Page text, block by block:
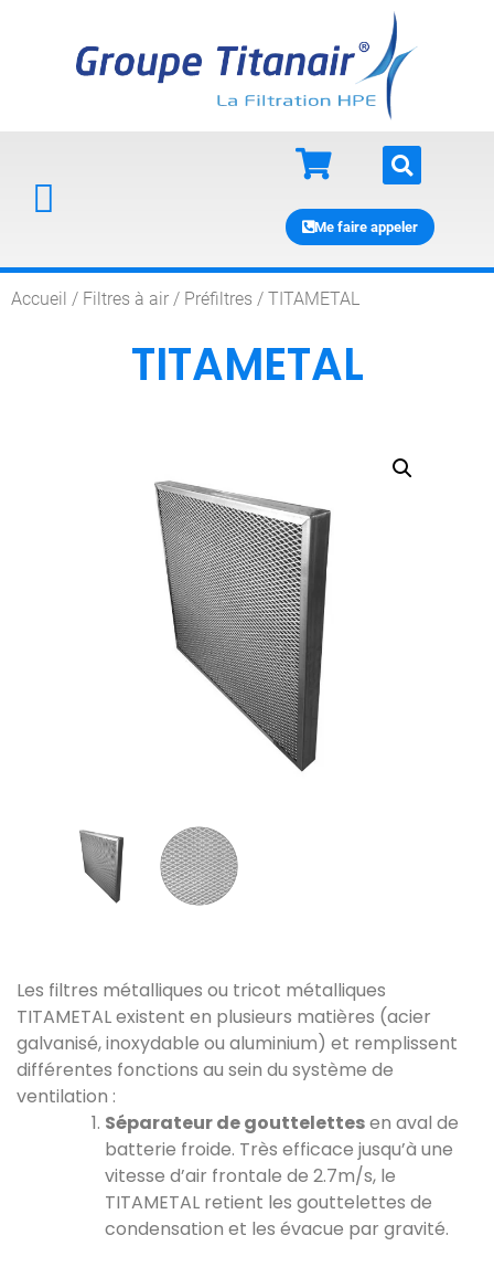
Me faire appeler
Accueil / Filtres à air / Préfiltres / TITAMETAL
TITAMETAL
Les filtres métalliques ou tricot métalliques
TITAMETAL existent en plusieurs matières (acier
galvanisé, inoxydable ou aluminium) et remplissent
différentes fonctions au sein du système de
ventilation :
Séparateur de gouttelettesen aval de
batterie froide. Très efficace jusqu’à une
vitesse d’air frontale de 2.7m/s, le
TITAMETAL retient les gouttelettes de
condensation et les évacue par gravité.